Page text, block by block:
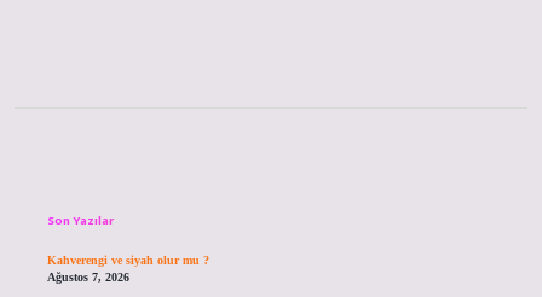
Son Yazılar
Kahverengi ve siyah olur mu ?
Ağustos 7, 2026